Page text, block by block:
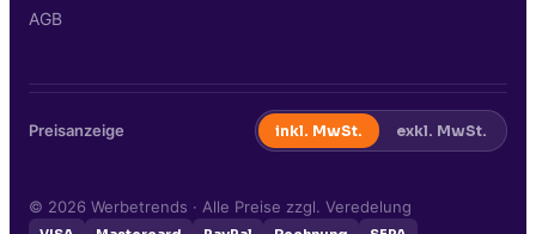
AGB
Preisanzeige inkl. MwSt. exkl. MwSt.
© 2026 Werbetrends · Alle Preise zzgl. Veredelung